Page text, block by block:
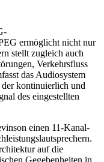
ermöglicht nicht nur
stellt zugleich auch
Verkehrsfluss
das Audiosystem
kontinuierlich und
des eingestellten
einen 11-Kanal-
auf die
Gegebenheiten in